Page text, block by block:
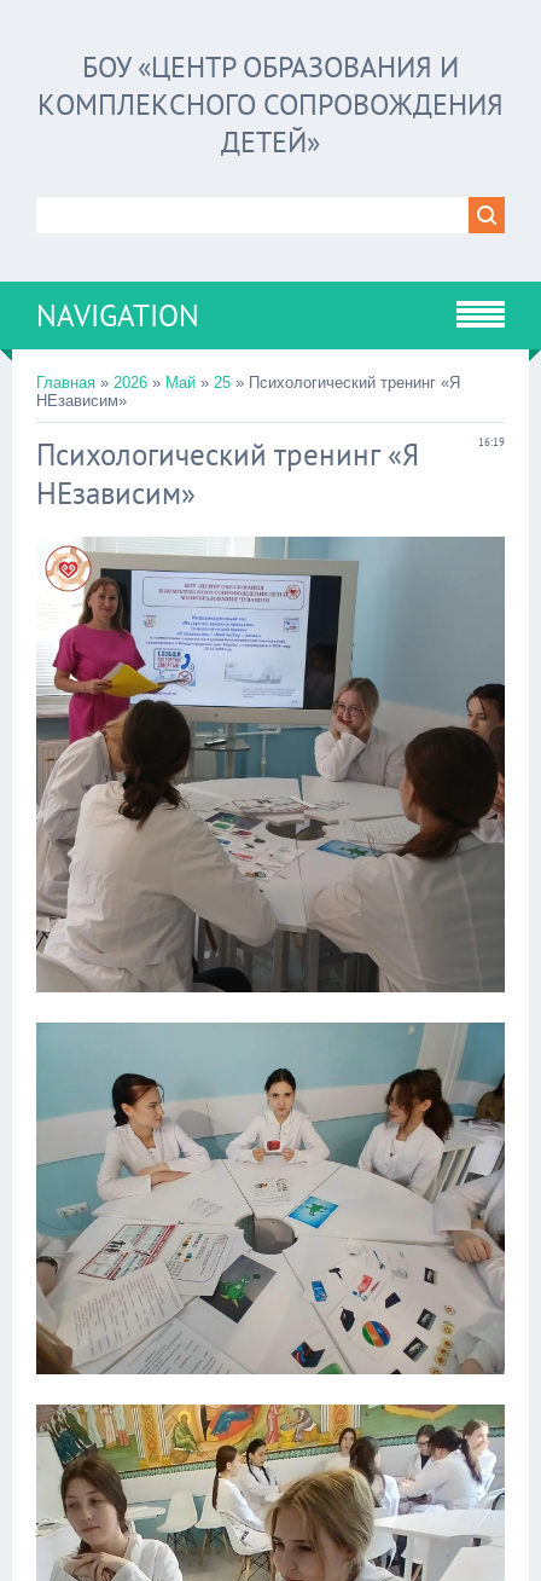
БОУ «ЦЕНТР ОБРАЗОВАНИЯ И
КОМПЛЕКСНОГО СОПРОВОЖДЕНИЯ
ДЕТЕЙ»
NAVIGATION
Главная » 2026 » Май » 25 » Психологический тренинг «Я
НЕзависим»
16:19
Психологический тренинг «Я
НЕзависим»